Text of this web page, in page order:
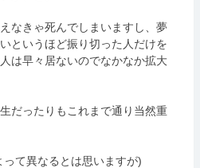
なきゃ死んでしまいますし、夢
というほど振り切った人だけを
は早々居ないのでなかなか拡大
だったりもこれまで通り当然重
て異なるとは思いますが)